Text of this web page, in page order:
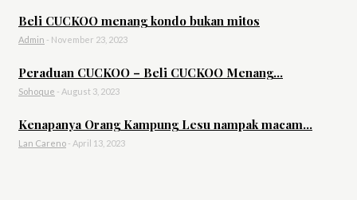
Beli CUCKOO menang kondo bukan mitos
Admin - November 23, 2023
Peraduan CUCKOO – Beli CUCKOO Menang...
Sohoque - August 3, 2023
Kenapanya Orang Kampung Lesu nampak macam...
Lan Careno - April 13, 2023